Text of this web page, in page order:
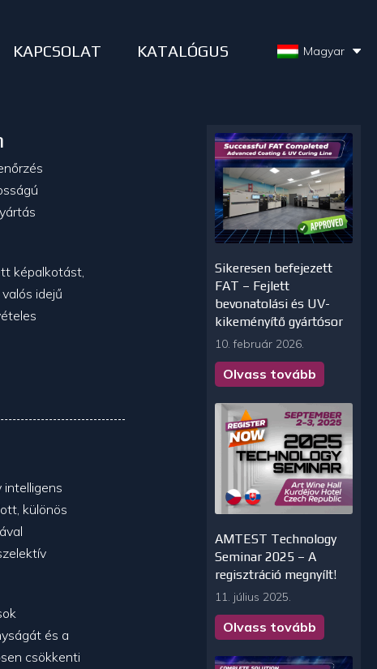
KAPCSOLAT KATALÓGUS Magyar
képalkotást,
idejű
különös
és a
csökkenti
Sikeresen befejezett
FAT – Fejlett
bevonatolási és UV-
kikeményítő gyártósor
10. február 2026.
Olvass tovább
AMTEST Technology
Seminar 2025 – A
regisztráció megnyílt!
11. július 2025.
Olvass tovább